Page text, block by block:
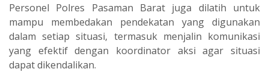
Personel Polres Pasaman Barat juga dilatih untuk
mampu membedakan pendekatan yang digunakan
dalam setiap situasi, termasuk menjalin komunikasi
yang efektif dengan koordinator aksi agar situasi
dapat dikendalikan.